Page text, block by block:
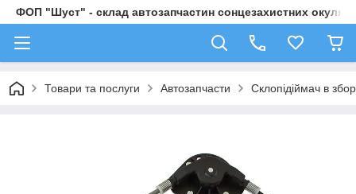
ФОП "Шуст" - склад автозапчастин сонцезахистних
Товари та послуги Автозапчасти Склопідіймач в